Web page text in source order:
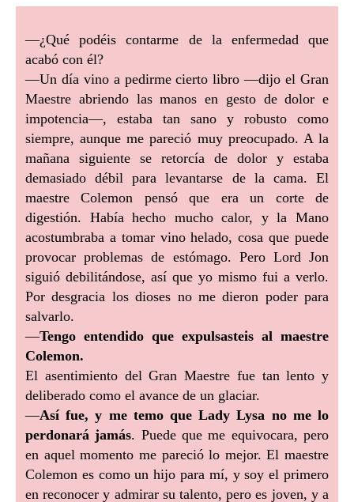
—¿Qué podéis contarme de la enfermedad que
acabó con él?
—Un día vino a pedirme cierto libro —dijo el Gran
Maestre abriendo las manos en gesto de dolor e
impotencia—, estaba tan sano y robusto como
siempre, aunque me pareció muy preocupado. A la
mañana siguiente se retorcía de dolor y estaba
demasiado débil para levantarse de la cama. El
maestre Colemon pensó que era un corte de
digestión. Había hecho mucho calor, y la Mano
acostumbraba a tomar vino helado, cosa que puede
provocar problemas de estómago. Pero Lord Jon
siguió debilitándose, así que yo mismo fui a verlo.
Por desgracia los dioses no me dieron poder para
salvarlo.
—Tengo entendido que expulsasteis al maestre
Colemon.
El asentimiento del Gran Maestre fue tan lento y
deliberado como el avance de un glaciar.
—Así fue, y me temo que Lady Lysa no me lo
perdonará jamás. Puede que me equivocara, pero
en aquel momento me pareció lo mejor. El maestre
Colemon es como un hijo para mí, y soy el primero
en reconocer y admirar su talento, pero es joven, y a